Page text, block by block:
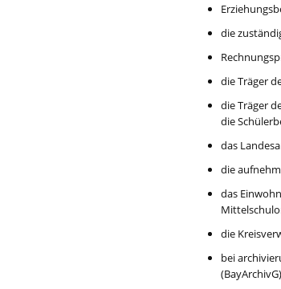
die
die Träger
die Träger
die
das
die
das
die
bei
(BayArchivG)